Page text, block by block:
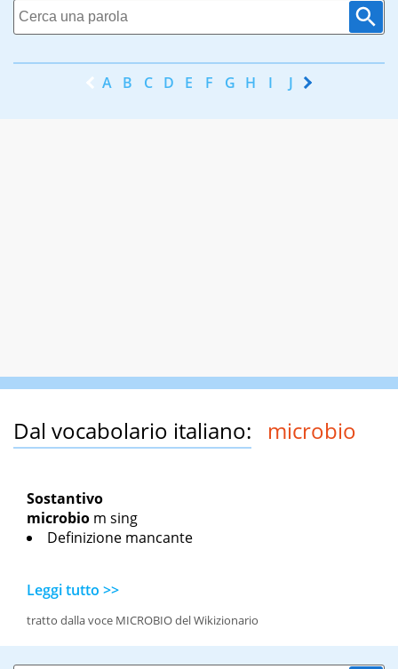
A B C D E F G H I J K
Dal vocabolario italiano: microbio
Sostantivo
microbio m sing
Definizione mancante
Leggi tutto >>
tratto dalla voce MICROBIO del Wikizionario